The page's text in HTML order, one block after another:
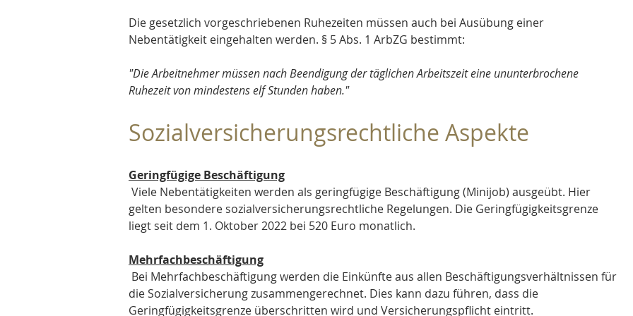
Die gesetzlich vorgeschriebenen Ruhezeiten müssen auch bei Ausübung einer
Nebentätigkeit eingehalten werden. § 5 Abs. 1 ArbZG bestimmt:
"Die Arbeitnehmer müssen nach Beendigung der täglichen Arbeitszeit eine ununterbrochene
Ruhezeit von mindestens elf Stunden haben."
Sozialversicherungsrechtliche Aspekte
Geringfügige Beschäftigung
gelten besondere sozialversicherungsrechtliche Regelungen. Die Geringfügigkeitsgrenze
liegt seit dem 1. Oktober 2022 bei 520 Euro monatlich.
Mehrfachbeschäftigung
die Sozialversicherung zusammengerechnet. Dies kann dazu führen, dass die
Geringfügigkeitsgrenze überschritten wird und Versicherungspflicht eintritt.